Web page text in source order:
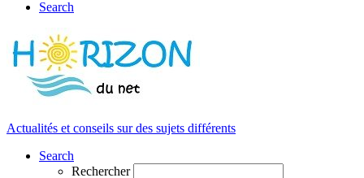
Search
Actualités et conseils sur des sujets différents
Search
Rechercher